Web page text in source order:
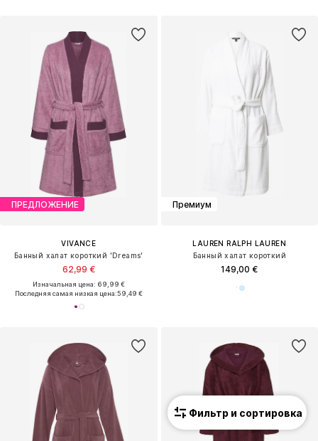
ПРЕДЛОЖЕНИЕ
VIVANCE
Банный халат короткий 'Dreams'
62,99 €
Изначальная цена: 69,99 €
Последняя самая низкая цена:59,49 €
Премиум
LAUREN RALPH LAUREN
Банный халат короткий
149,00 €
Фильтр и сортировка